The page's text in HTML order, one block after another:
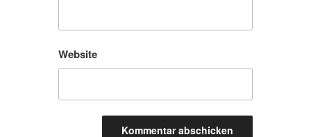
Website